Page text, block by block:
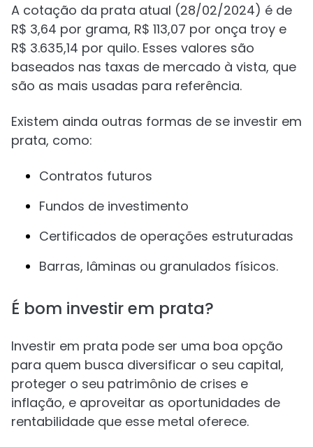
A cotação da prata atual (28/02/2024) é de
R$ 3,64 por grama, R$ 113,07 por onça troy e
R$ 3.635,14 por quilo. Esses valores são
baseados nas taxas de mercado à vista, que
são as mais usadas para referência.
Existem ainda outras formas de se investir em
prata, como:
Contratos futuros
Fundos de investimento
Certificados de operações estruturadas
Barras, lâminas ou granulados físicos.
É bom investir em prata?
Investir em prata pode ser uma boa opção
para quem busca diversificar o seu capital,
proteger o seu patrimônio de crises e
inflação, e aproveitar as oportunidades de
rentabilidade que esse metal oferece.